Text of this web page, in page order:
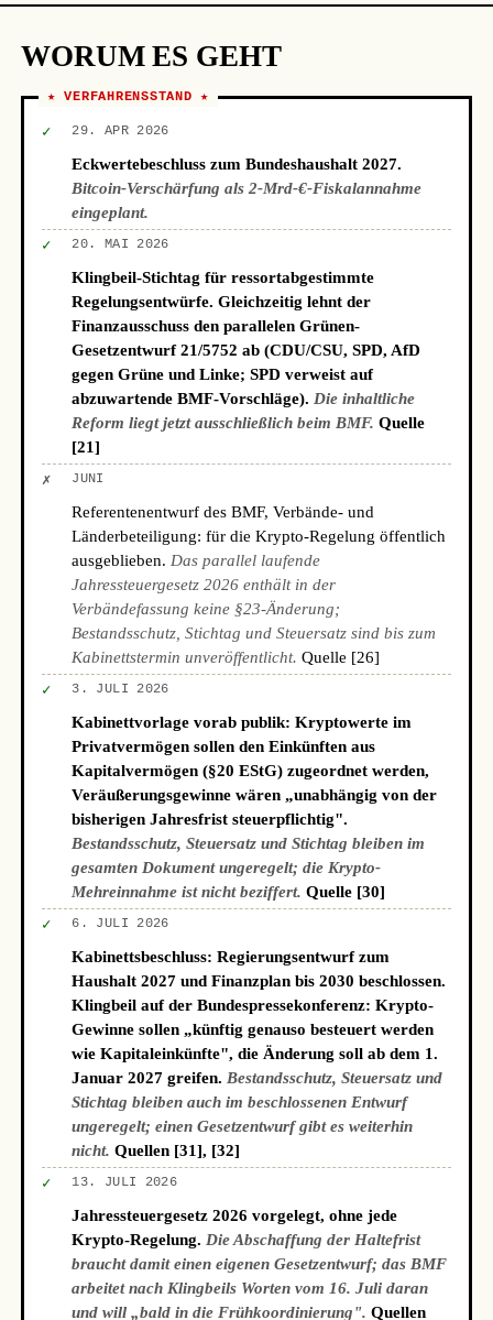
WORUM ES GEHT
★ VERFAHRENSSTAND ★
✓ 29. APR 2026
Eckwertebeschluss zum Bundeshaushalt 2027.
Bitcoin-Verschärfung als 2-Mrd-€-Fiskalannahme
eingeplant.
✓ 20. MAI 2026
Klingbeil-Stichtag für ressortabgestimmte
Regelungsentwürfe. Gleichzeitig lehnt der
Finanzausschuss den parallelen Grünen-
Gesetzentwurf 21/5752 ab (CDU/CSU, SPD, AfD
gegen Grüne und Linke; SPD verweist auf
abzuwartende BMF-Vorschläge). Die inhaltliche
Reform liegt jetzt ausschließlich beim BMF. Quelle
[21]
✗ JUNI
Referentenentwurf des BMF, Verbände- und
Länderbeteiligung: für die Krypto-Regelung öffentlich
ausgeblieben. Das parallel laufende
Jahressteuergesetz 2026 enthält in der
Verbändefassung keine §23-Änderung;
Bestandsschutz, Stichtag und Steuersatz sind bis zum
Kabinettstermin unveröffentlicht. Quelle [26]
✓ 3. JULI 2026
Kabinettvorlage vorab publik: Kryptowerte im
Privatvermögen sollen den Einkünften aus
Kapitalvermögen (§20 EStG) zugeordnet werden,
Veräußerungsgewinne wären „unabhängig von der
bisherigen Jahresfrist steuerpflichtig".
Bestandsschutz, Steuersatz und Stichtag bleiben im
gesamten Dokument ungeregelt; die Krypto-
Mehreinnahme ist nicht beziffert. Quelle [30]
✓ 6. JULI 2026
Kabinettsbeschluss: Regierungsentwurf zum
Haushalt 2027 und Finanzplan bis 2030 beschlossen.
Klingbeil auf der Bundespressekonferenz: Krypto-
Gewinne sollen „künftig genauso besteuert werden
wie Kapitaleinkünfte", die Änderung soll ab dem 1.
Januar 2027 greifen. Bestandsschutz, Steuersatz und
Stichtag bleiben auch im beschlossenen Entwurf
ungeregelt; einen Gesetzentwurf gibt es weiterhin
nicht. Quellen [31], [32]
✓ 13. JULI 2026
Jahressteuergesetz 2026 vorgelegt, ohne jede
Krypto-Regelung. Die Abschaffung der Haltefrist
braucht damit einen eigenen Gesetzentwurf; das BMF
arbeitet nach Klingbeils Worten vom 16. Juli daran
und will „bald in die Frühkoordinierung". Quellen